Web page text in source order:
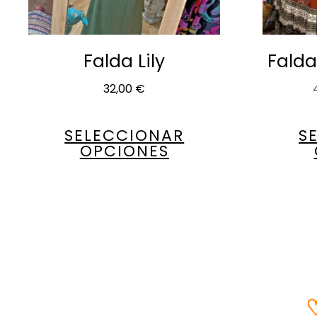
Falda Lily
32,00 €
SELECCIONAR
OPCIONES